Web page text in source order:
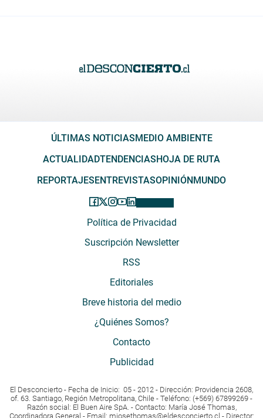
ÚLTIMAS NOTICIASMEDIO AMBIENTE
ACTUALIDADTENDENCIASHOJA DE RUTA
REPORTAJESENTREVISTASOPINIÓNMUNDO
Política de Privacidad
Suscripción Newsletter
RSS
Editoriales
Breve historia del medio
¿Quiénes Somos?
Contacto
Publicidad
El Desconcierto - Fecha de Inicio: 05 - 2012 - Dirección: Providencia 2608,
of. 63. Santiago, Región Metropolitana, Chile - Teléfono: (+569) 67899269 -
Razón social: El Buen Aire SpA. - Contacto: María José Thomas,
Coordinadora General - Email: mjosethomas@eldesconcierto.cl - Director: